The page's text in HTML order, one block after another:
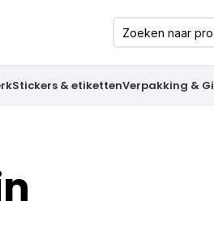
Stickers & etikettenVerpakking &